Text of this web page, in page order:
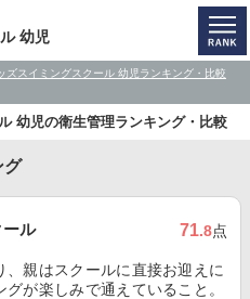
幼児
ズスイミングスクール 幼児ランキング・比較
幼児の衛生管理ランキング・比較
グ
ル 71.8点
親はスクールに直接お迎えに
が楽しみで通えていること。